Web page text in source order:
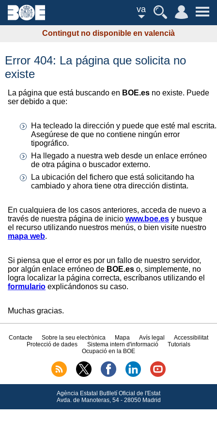
va
Contingut no disponible en valencià
Error 404: La página que solicita no
existe
La página que está buscando en BOE.es no existe. Puede
ser debido a que:
Ha tecleado la dirección y puede que esté mal escrita.
Asegúrese de que no contiene ningún error
tipográfico.
Ha llegado a nuestra web desde un enlace erróneo
de otra página o buscador externo.
La ubicación del fichero que está solicitando ha
cambiado y ahora tiene otra dirección distinta.
En cualquiera de los casos anteriores, acceda de nuevo a
través de nuestra página de inicio www.boe.es y busque
el recurso utilizando nuestros menús, o bien visite nuestro
mapa web.
Si piensa que el error es por un fallo de nuestro servidor,
por algún enlace erróneo de BOE.es o, simplemente, no
logra localizar la página correcta, escríbanos utilizando el
formulario explicándonos su caso.
Muchas gracias.
Contacte Sobre la seu electrònica Mapa Avís legal
Accessibilitat
Protecció de dades
Sistema intern d'informació
Tutorials
Ocupació en la BOE
Agència Estatal Butlletí Oficial de l'Estat
Avda.de Manoteras, 54 - 28050 Madrid